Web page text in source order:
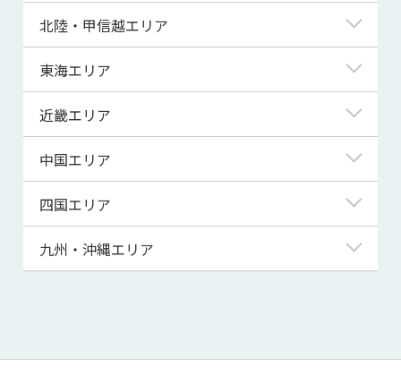
青森県
宮城県
秋田県
山形県
東京都
神奈川県
埼玉県
千葉県
茨城県
群馬県
北陸・甲信越エリア
新潟県
富山県
福井県
山梨県
長野県
東海エリア
岐阜県
静岡県
三重県
近畿エリア
滋賀県
京都府
大阪府
兵庫県
和歌山県
中国エリア
鳥取県
島根県
山口県
四国エリア
徳島県
高知県
九州・沖縄エリア